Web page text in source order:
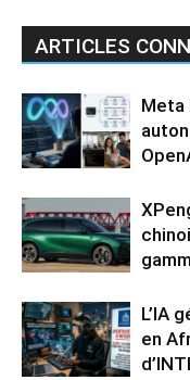
ARTICLES
Meta
L’IA
en